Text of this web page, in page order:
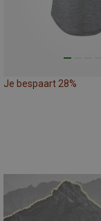
Je bespaart 28%